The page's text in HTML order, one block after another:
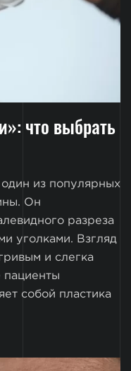
что выбрать
из популярных
Он
разреза
уголками. Взгляд
и слегка
пациенты
собой пластика